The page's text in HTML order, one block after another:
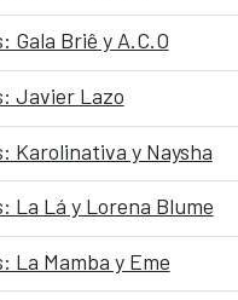
Gala Briê y A.C.O
Javier Lazo
Karolinativa y Naysha
La Lá y Lorena Blume
La Mamba y Eme